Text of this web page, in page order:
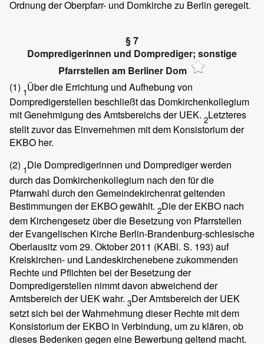
Ordnung der Oberpfarr- und Domkirche zu Berlin geregelt.
§ 7
Dompredigerinnen und Domprediger; sonstige
Pfarrstellen am Berliner Dom
(1) 1Über die Errichtung und Aufhebung von
Dompredigerstellen beschließt das Domkirchenkollegium
mit Genehmigung des Amtsbereichs der UEK. 2Letzteres
stellt zuvor das Einvernehmen mit dem Konsistorium der
EKBO her.
(2) 1Die Dompredigerinnen und Domprediger werden
durch das Domkirchenkollegium nach den für die
Pfarrwahl durch den Gemeindekirchenrat geltenden
Bestimmungen der EKBO gewählt. 2Die der EKBO nach
dem Kirchengesetz über die Besetzung von Pfarrstellen
der Evangelischen Kirche Berlin-Brandenburg-schlesische
Oberlausitz vom 29. Oktober 2011 (KABl. S. 193) auf
Kreiskirchen- und Landeskirchenebene zukommenden
Rechte und Pflichten bei der Besetzung der
Dompredigerstellen nimmt davon abweichend der
Amtsbereich der UEK wahr. 3Der Amtsbereich der UEK
setzt sich bei der Wahrnehmung dieser Rechte mit dem
Konsistorium der EKBO in Verbindung, um zu klären, ob
dieses Bedenken gegen eine Bewerbung geltend macht.